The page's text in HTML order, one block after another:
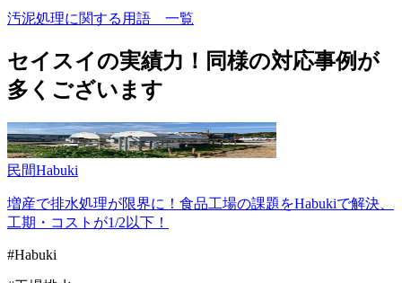
汚泥処理に関する用語 一覧
セイスイの実績力！ 同様の対応事例が
多くございます
民間Habuki
増産で排水処理が限界に！食品工場の課題をHabukiで解決、
工期・コストが1/2以下！
#Habuki